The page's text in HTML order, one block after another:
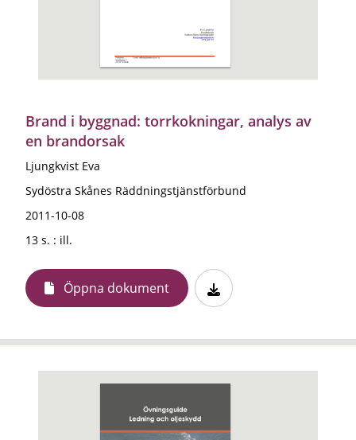
Brand i byggnad: torrkokningar, analys av
en brandorsak
Ljungkvist Eva
Sydöstra Skånes Räddningstjänstförbund
2011-10-08
13 s. : ill.
Öppna dokument